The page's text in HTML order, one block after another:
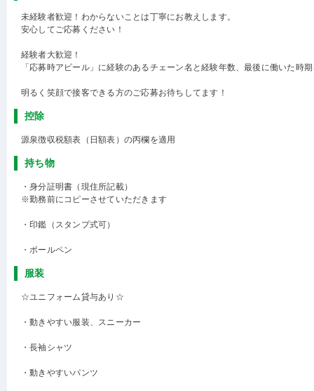
未経験者歓迎！わからないことは丁寧にお教えします。
安心してご応募ください！
経験者大歓迎！
「応募時アピール」に経験のあるチェーン名と経験年数、最後に働いた時
明るく笑顔で接客できる方のご応募お待ちしてます！
控除
源泉徴収税額表（日額表）の丙欄を適用
持ち物
・身分証明書（現住所記載）
※勤務前にコピーさせていただきます
・印鑑（スタンプ式可）
・ボールペン
服装
☆ユニフォーム貸与あり☆
・動きやすい服装、スニーカー
・長袖シャツ
・動きやすいパンツ